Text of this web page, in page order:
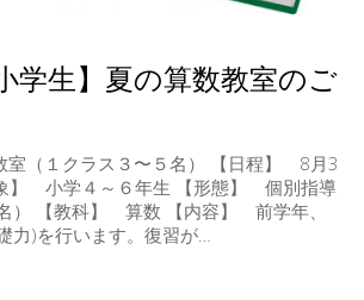
学生】夏の算数教室のご
室（１クラス３〜５名） 【日程】 8月3
】 小学４～６年生 【形態】 個別指導
） 【教科】 算数 【内容】 前学年、
力)を行います。復習が…